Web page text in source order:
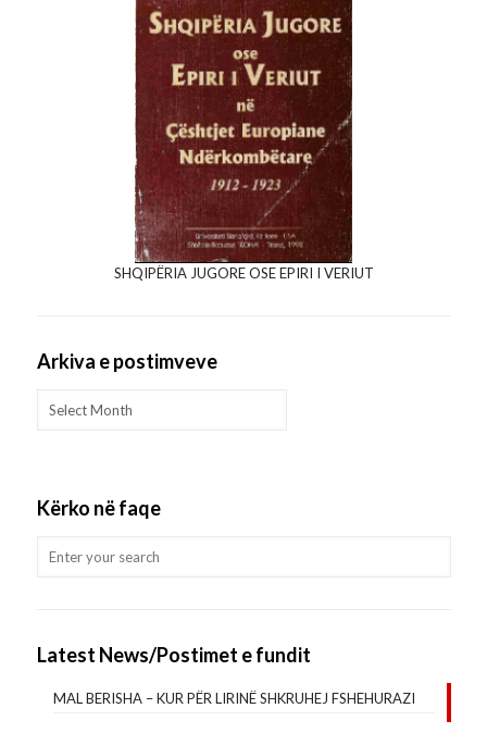
SHQIPËRIA JUGORE OSE EPIRI I VERIUT
Arkiva e postimveve
Kërko në faqe
Latest News/Postimet e fundit
MAL BERISHA – KUR PËR LIRINË SHKRUHEJ FSHEHURAZI